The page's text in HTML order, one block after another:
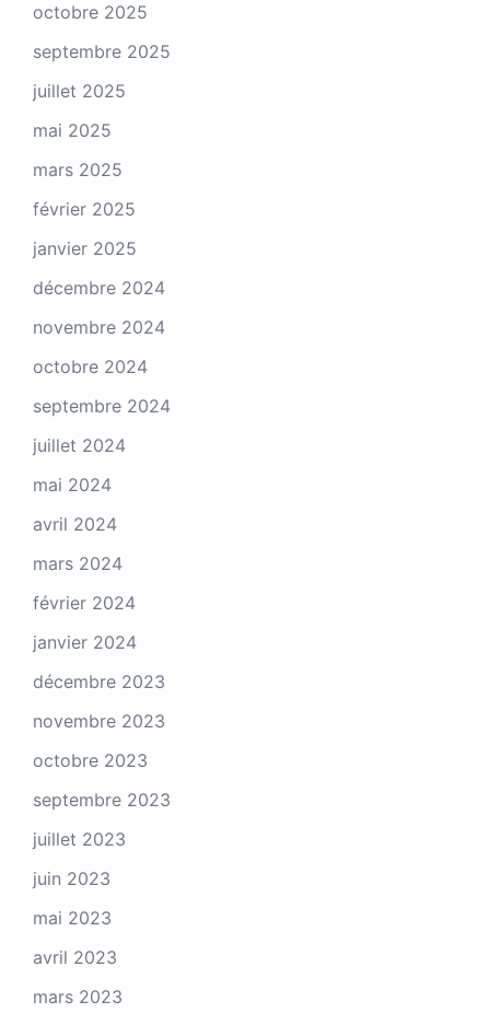
octobre 2025
septembre 2025
juillet 2025
mai 2025
mars 2025
février 2025
janvier 2025
décembre 2024
novembre 2024
octobre 2024
septembre 2024
juillet 2024
mai 2024
avril 2024
mars 2024
février 2024
janvier 2024
décembre 2023
novembre 2023
octobre 2023
septembre 2023
juillet 2023
juin 2023
mai 2023
avril 2023
mars 2023